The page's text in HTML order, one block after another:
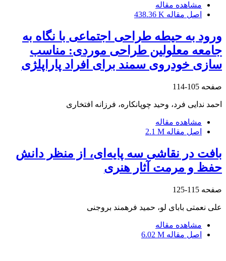
مشاهده مقاله
اصل مقاله 438.36 K
ورود به حیطه طراحی اجتماعی با نگاه به
جامعه معلولین طراحی موردی: مناسب
سازی خودروی سمند برای افراد پاراپلژی
صفحه 105-114
احمد ندایی فرد، وحید چوپانکاره، فرزانه افتخاری
مشاهده مقاله
اصل مقاله 2.1 M
بافت در نقاشی سه پایه‌ای، از منظر دانش
حفظ و مرمت آثار هنری
صفحه 115-125
علی نعمتی بابای لو، حمید فرهمند بروجنی
مشاهده مقاله
اصل مقاله 6.02 M